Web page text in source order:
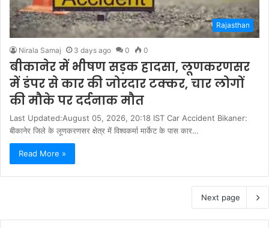
Rajasthan
Nirala Samaj 3 days ago 0 0
बीकानेर में भीषण सड़क हादसा, लूणकरणसर
में डंपर से कार की जोरदार टक्कर, चार लोगों
की मौके पर दर्दनाक मौत
Last Updated:August 05, 2026, 20:18 IST Car Accident Bikaner:
बीकानेर जिले के लूणकरणसर क्षेत्र में विश्वकर्मा मार्केट के पास कार…
Read More »
Next page